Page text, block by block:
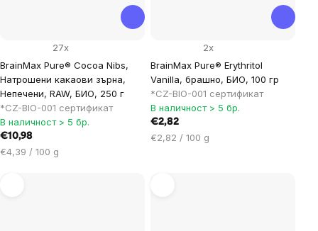
BrainMax Pure® Cocoa Nibs,
Натрошени какаови зърна,
Непечени, RAW, БИО, 250 г
*CZ-BIO-001 сертификат
27x
В наличност > 5 бр.
€10,98
Цена
€4,39 / 100 g
BrainMax Pure® Erythritol
Vanilla, брашно, БИО, 100 гр
*CZ-BIO-001 сертификат
2x
В наличност > 5 бр.
€2,82
Цена
€2,82 / 100 g